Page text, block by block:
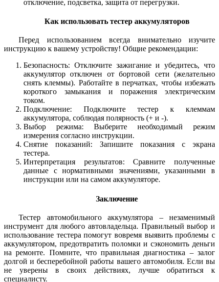
отключение, подсветка, защита от перегрузки.
Как использовать тестер аккумуляторов
Перед использованием всегда внимательно изучите
инструкцию к вашему устройству! Общие рекомендации:
Безопасность: Отключите зажигание и убедитесь, что
аккумулятор отключен от бортовой сети (желательно
снять клеммы). Работайте в перчатках, чтобы избежать
короткого замыкания и поражения электрическим
током.
Подключение: Подключите тестер к клеммам
аккумулятора, соблюдая полярность (+ и -).
Выбор режима: Выберите необходимый режим
измерения согласно инструкции.
Снятие показаний: Запишите показания с экрана
тестера.
Интерпретация результатов: Сравните полученные
данные с нормативными значениями, указанными в
инструкции или на самом аккумуляторе.
Заключение
Тестер автомобильного аккумулятора – незаменимый
инструмент для любого автовладельца. Правильный выбор и
использование тестера помогут вовремя выявить проблемы с
аккумулятором, предотвратить поломки и сэкономить деньги
на ремонте. Помните, что правильная диагностика – залог
долгой и бесперебойной работы вашего автомобиля. Если вы
не уверены в своих действиях, лучше обратиться к
специалисту.